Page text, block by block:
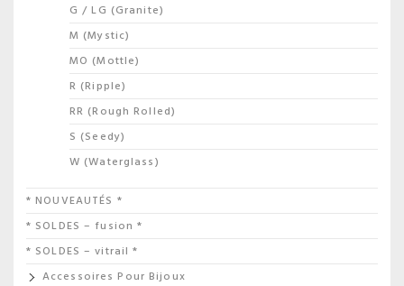
G / LG (Granite)
M (Mystic)
MO (Mottle)
R (Ripple)
RR (Rough Rolled)
S (Seedy)
W (Waterglass)
* NOUVEAUTÉS *
* SOLDES – fusion *
* SOLDES – vitrail *
Accessoires Pour Bijoux